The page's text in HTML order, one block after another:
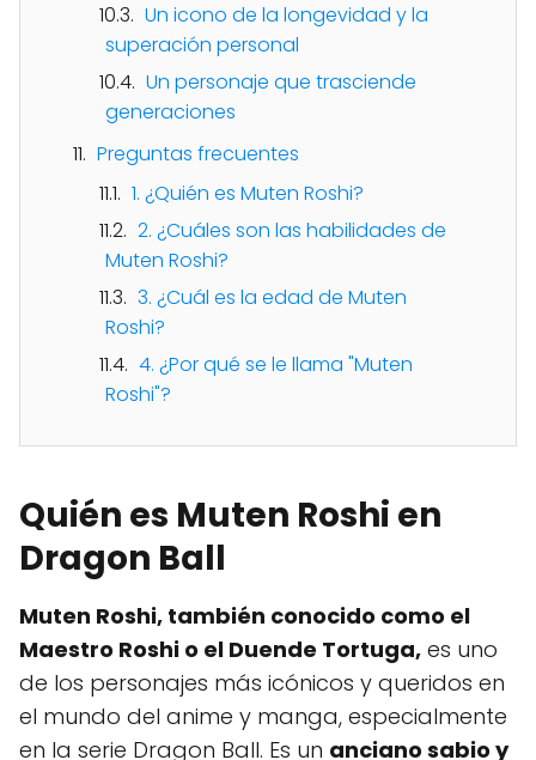
Un icono de la longevidad y la
superación personal
Un personaje que trasciende
generaciones
Preguntas frecuentes
1. ¿Quién es Muten Roshi?
2. ¿Cuáles son las habilidades de
Muten Roshi?
3. ¿Cuál es la edad de Muten
Roshi?
4. ¿Por qué se le llama "Muten
Roshi"?
Quién es Muten Roshi en
Dragon Ball
Muten Roshi, también conocido como el
Maestro Roshi o el Duende Tortuga, es uno
de los personajes más icónicos y queridos en
el mundo del anime y manga, especialmente
en la serie Dragon Ball. Es un anciano sabio y